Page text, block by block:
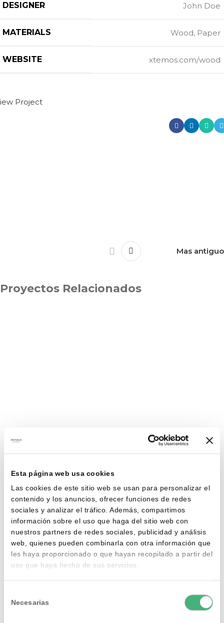
Esta página web usa cookies
Las cookies de este sitio web se usan para personalizar el
contenido y los anuncios, ofrecer funciones de redes
sociales y analizar el tráfico. Además, compartimos
información sobre el uso que haga del sitio web con
nuestros partners de redes sociales, publicidad y análisis
web, quienes pueden combinarla con otra información que
les haya proporcionado o que hayan recopilado a partir del
uso que haya hecho de sus servicios.
deNecesarias
DESIGNER John Doe
MATERIALS Wood, Paper
WEBSITE xtemos.com/wood
Project
Mas antiguo
Proyectos Relacionados